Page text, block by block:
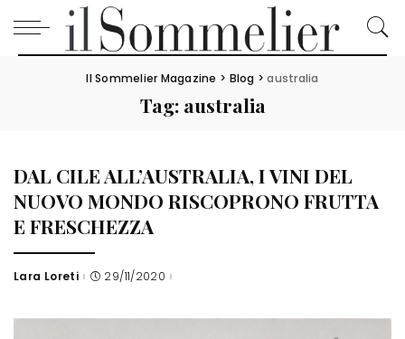
Il Sommelier Magazine > Blog >australia
Tag: australia
DAL CILE ALL’AUSTRALIA, I VINI DEL
NUOVO MONDO RISCOPRONO FRUTTA
E FRESCHEZZA
Posted
Lara Loreti 29/11/2020